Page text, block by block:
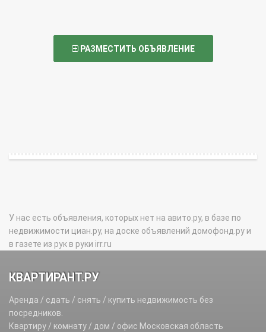
РАЗМЕСТИТЬ ОБЪЯВЛЕНИЕ
У нас есть объявления, которых нет на авито.ру, в базе по
недвижимости циан.ру, на доске объявлений домофонд.ру и
в газете из рук в руки irr.ru
КВАРТИРАНТ.РУ
Аренда / сдать / снять / купить недвижимость без
посредников.
Квартиру / комнату / дом / офис Московская область